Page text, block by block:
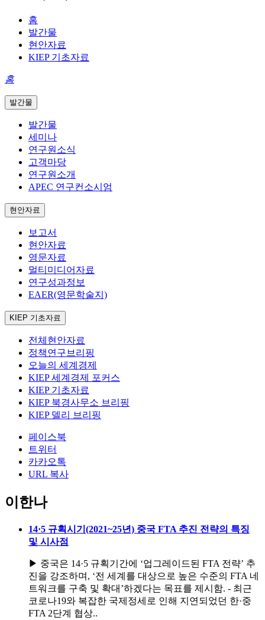
홈
발간물
현안자료
KIEP 기초자료
홈
발간물
발간물
세미나
연구원소식
고객마당
연구원소개
APEC 연구컨소시엄
현안자료
보고서
현안자료
영문자료
멀티미디어자료
연구성과정보
EAER(영문학술지)
KIEP 기초자료
전체현안자료
정책연구브리핑
오늘의 세계경제
KIEP 세계경제 포커스
KIEP 기초자료
KIEP 북경사무소 브리핑
KIEP 델리 브리핑
페이스북
트위터
카카오톡
URL 복사
이한나
14·5 규획시기(2021~25년) 중국 FTA 추진 전략의 특징
및 시사점
▶ 중국은 14·5 규획기간에 ‘업그레이드된 FTA 전략’ 추
진을 강조하며, ‘전 세계를 대상으로 높은 수준의 FTA 네
트워크를 구축 및 확대’하겠다는 목표를 제시함. - 최근
코로나19와 복잡한 국제정세로 인해 지연되었던 한·중
FTA 2단계 협상..